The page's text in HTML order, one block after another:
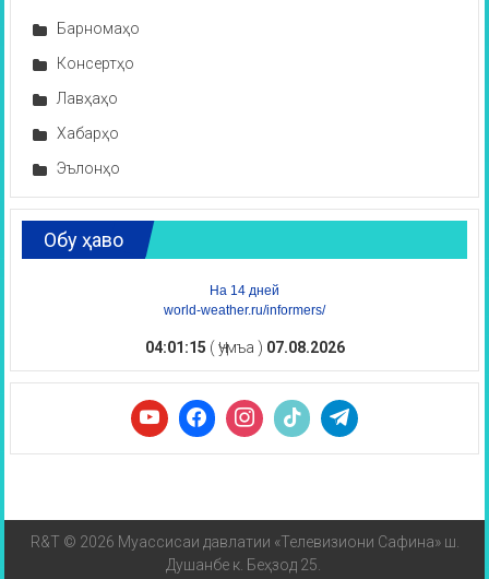
Барномаҳо
Консертҳо
Лавҳаҳо
Хабарҳо
Эълонҳо
Обу ҳаво
На 14 дней
world-weather.ru/informers/
04:01:16 ( Ҷумъа ) 07.08.2026
R&T © 2026 Муассисаи давлатии «Телевизиони Сафина» ш.
Душанбе к. Беҳзод 25.